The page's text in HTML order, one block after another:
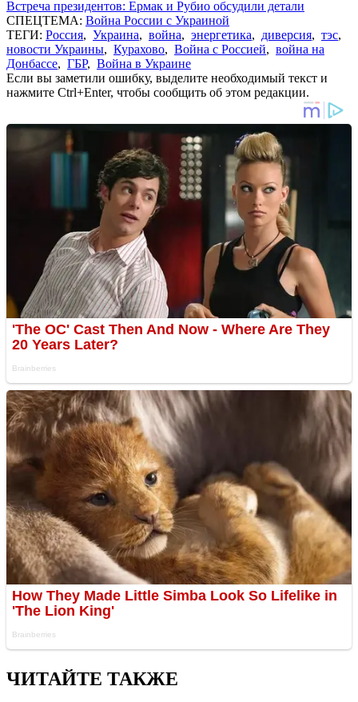
Встреча президентов: Ермак и Рубио обсудили детали
СПЕЦТЕМА: Война России с Украиной
ТЕГИ: Россия, Украина, война, энергетика, диверсия, тэс,
новости Украины, Курахово, Война с Россией, война на
Донбассе, ГБР, Война в Украине
Если вы заметили ошибку, выделите необходимый текст и
нажмите Ctrl+Enter, чтобы сообщить об этом редакции.
ЧИТАЙТЕ ТАКЖЕ